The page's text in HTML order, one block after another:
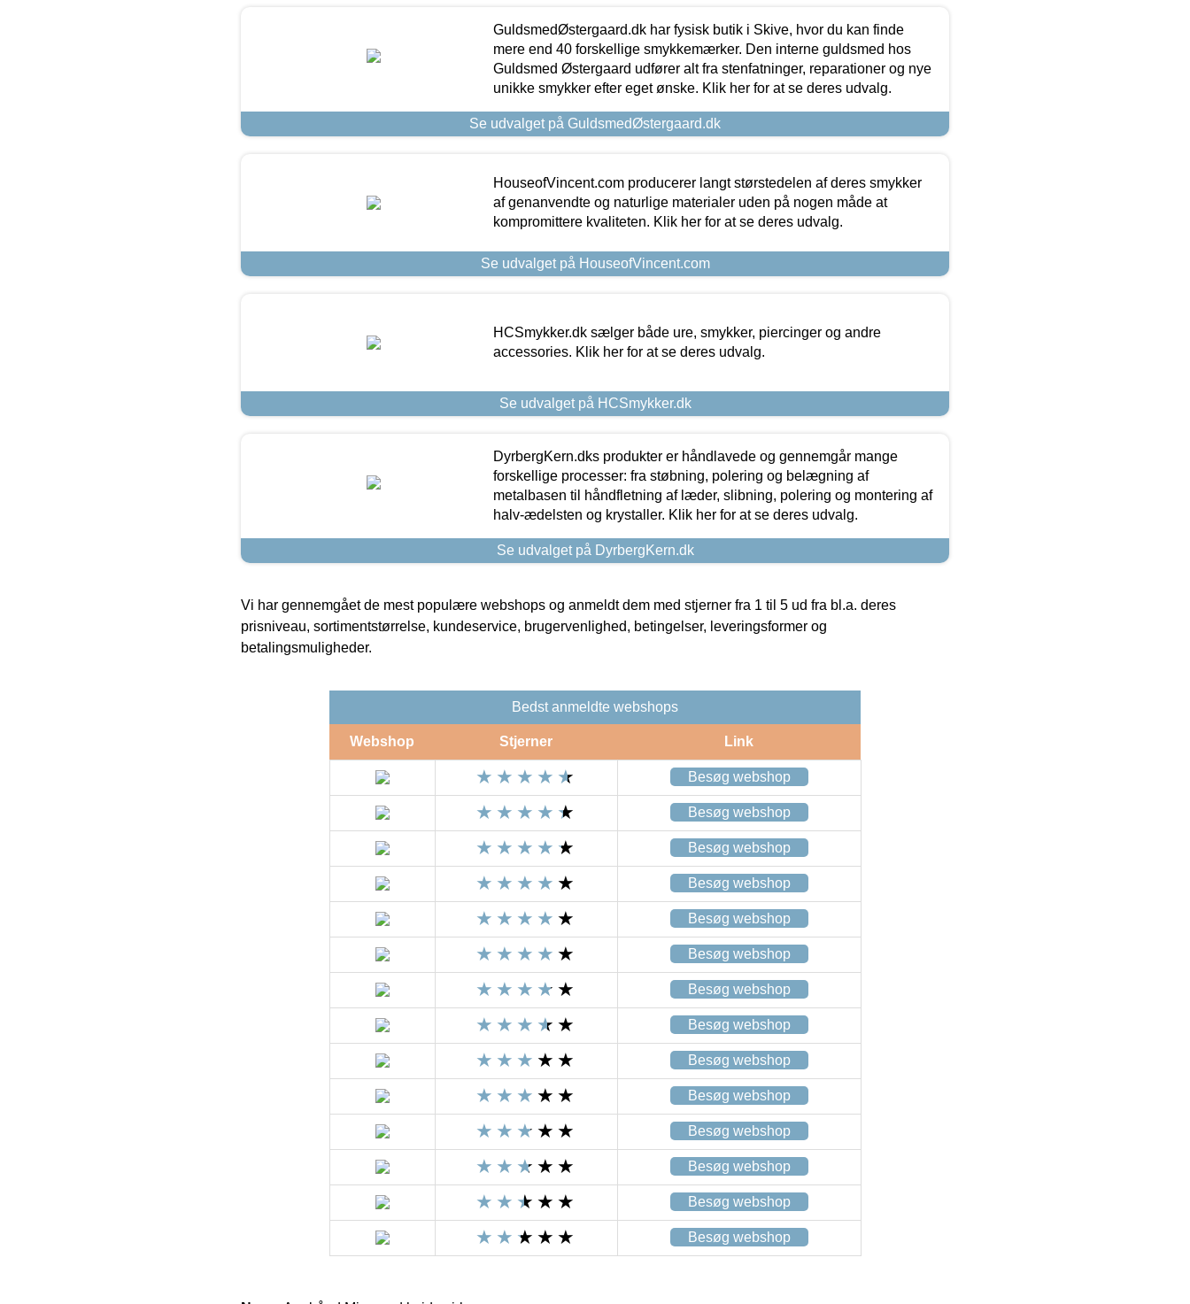
GuldsmedØstergaard.dk har fysisk butik i Skive, hvor du kan finde
mere end 40 forskellige smykkemærker. Den interne guldsmed hos
Guldsmed Østergaard udfører alt fra stenfatninger, reparationer og nye
unikke smykker efter eget ønske. Klik her for at se deres udvalg.
Se udvalget på GuldsmedØstergaard.dk
HouseofVincent.com producerer langt størstedelen af deres smykker
af genanvendte og naturlige materialer uden på nogen måde at
kompromittere kvaliteten. Klik her for at se deres udvalg.
Se udvalget på HouseofVincent.com
HCSmykker.dk sælger både ure, smykker, piercinger og andre
accessories. Klik her for at se deres udvalg.
Se udvalget på HCSmykker.dk
DyrbergKern.dks produkter er håndlavede og gennemgår mange
forskellige processer: fra støbning, polering og belægning af
metalbasen til håndfletning af læder, slibning, polering og montering af
halv-ædelsten og krystaller. Klik her for at se deres udvalg.
Se udvalget på DyrbergKern.dk
Vi har gennemgået de mest populære webshops og anmeldt dem med stjerner fra 1 til 5 ud fra bl.a. deres
prisniveau, sortimentstørrelse, kundeservice, brugervenlighed, betingelser, leveringsformer og
betalingsmuligheder.
Bedst anmeldte webshops
Webshop Stjerner Link
Besøg webshop
Besøg webshop
Besøg webshop
Besøg webshop
Besøg webshop
Besøg webshop
Besøg webshop
Besøg webshop
Besøg webshop
Besøg webshop
Besøg webshop
Besøg webshop
Besøg webshop
Besøg webshop